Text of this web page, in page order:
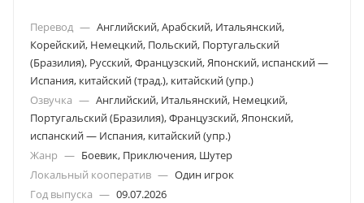
Перевод — Английский, Арабский, Итальянский,
Корейский, Немецкий, Польский, Португальский
(Бразилия), Русский, Французский, Японский, испанский —
Испания, китайский (трад.), китайский (упр.)
Озвучка — Английский, Итальянский, Немецкий,
Португальский (Бразилия), Французский, Японский,
испанский — Испания, китайский (упр.)
Жанр — Боевик, Приключения, Шутер
Локальный кооператив — Один игрок
Год выпуска — 09.07.2026